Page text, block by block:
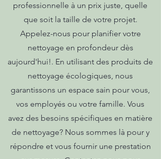
professionnelle à un prix juste, quelle
que soit la taille de votre projet.
Appelez-nous pour planifier votre
nettoyage en profondeur dès
aujourd'hui!. En utilisant des produits de
nettoyage écologiques, nous
garantissons un espace sain pour vous,
vos employés ou votre famille. Vous
avez des besoins spécifiques en matière
de nettoyage? Nous sommes là pour y
répondre et vous fournir une prestation